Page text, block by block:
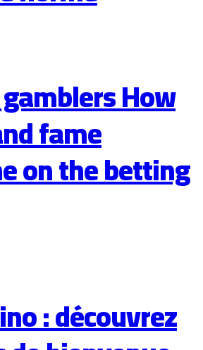
How
fame
on the betting
: découvrez